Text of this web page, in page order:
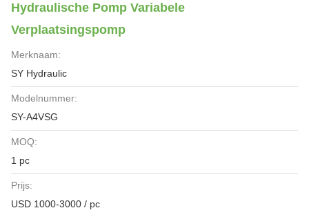
Hydraulische Pomp Variabele
Verplaatsingspomp
Merknaam:
SY Hydraulic
Modelnummer:
SY-A4VSG
MOQ:
1 pc
Prijs:
USD 1000-3000 / pc